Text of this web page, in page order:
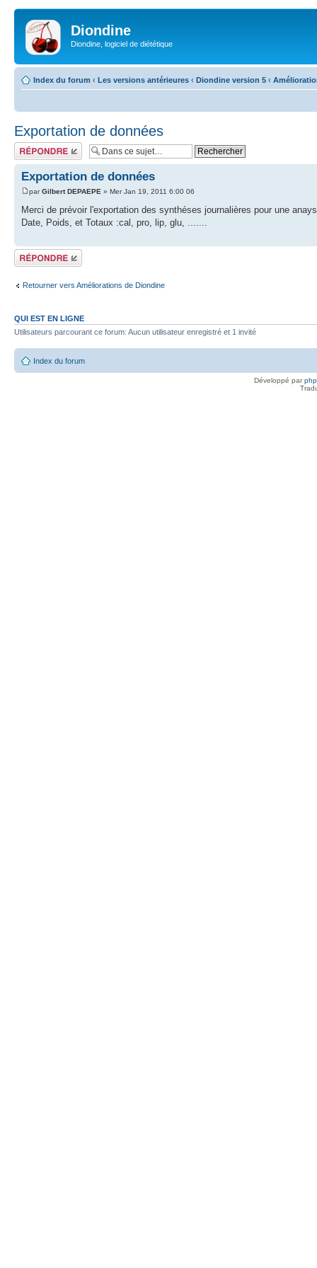
Diondine
Diondine, logiciel de diététique
Index du forum ‹ Les versions antérieures ‹ Diondine version 5 ‹
Exportation de données
Répondre
Exportation de données
parGilbert DEPAEPE » Mer Jan 19, 2011 6:00 06
Merci de prévoir l'exportation des synthéses journalières pour une
Date, Poids, et Totaux :cal, pro, lip, glu, .......
Répondre
Retourner vers Améliorations de Diondine
QUI EST EN LIGNE
Utilisateurs parcourant ce forum: Aucun utilisateur enregistré et 1 invité
Index du forum
Développé par